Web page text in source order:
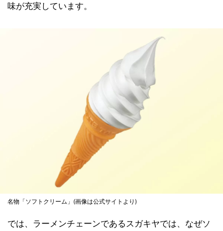
味が充実しています。
名物「ソフトクリーム」(画像は公式サイトより)
では、ラーメンチェーンであるスガキヤでは、なぜソ